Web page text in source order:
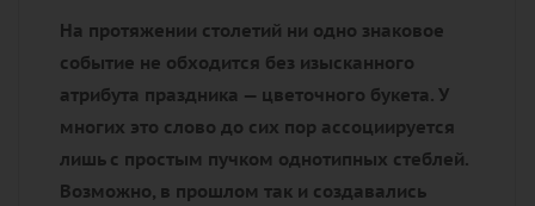
На протяжении столетий ни одно знаковое
событие не обходится без изысканного
атрибута праздника — цветочного букета. У
многих это слово до сих пор ассоциируется
лишь с простым пучком однотипных стеблей.
Возможно, в прошлом так и создавались